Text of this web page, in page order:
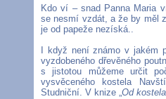
Kdo ví – snad Panna Maria
se nesmí vzdát, a že by měl
je od papeže nezíská..
I když není známo v jakém
vyzdobeného dřevěného
s jistotou můžeme určit
vysvěceného kostela
Studniční. V knize „Od